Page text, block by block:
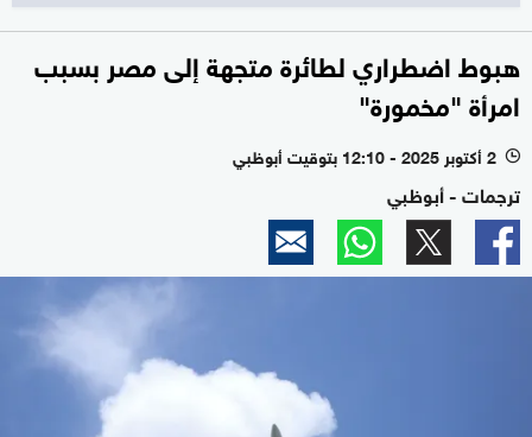
هبوط اضطراري لطائرة متجهة إلى مصر بسبب
امرأة "مخمورة"
l 2 أكتوبر 2025 - 12:10 بتوقيت أبوظبي
ترجمات - أبوظبي